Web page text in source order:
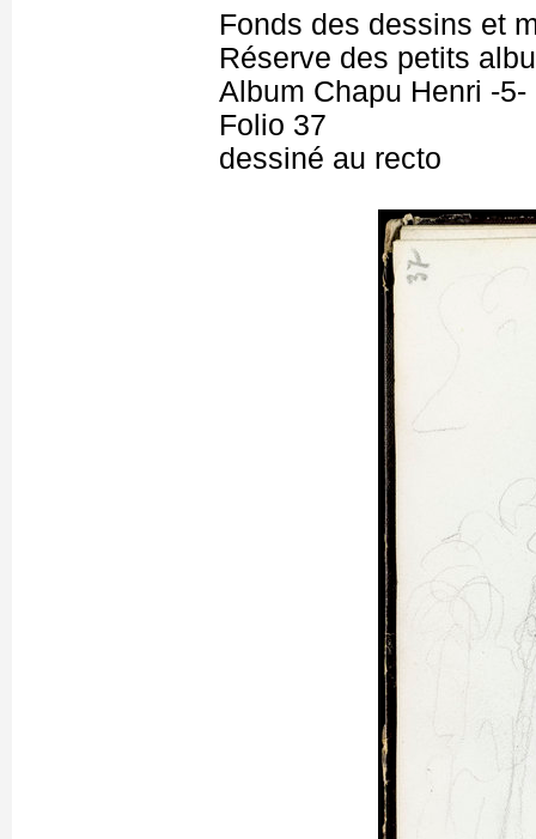
Fonds des dessins et
Réserve des petits
Album Chapu Henri -5-
Folio 37
dessiné au recto